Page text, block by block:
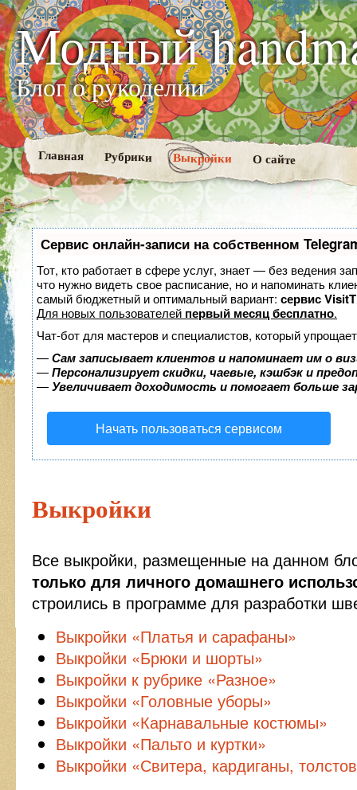
Модный
Блог о рукоделии
Главная Рубрики Выкройки О сайте
Сервис онлайн-записи на собственном
Тот, кто работает в сфере услуг, знает — без ведения
что нужно видеть свое расписание, но и напоминать
самый бюджетный и оптимальный вариант: сервис
Для новых пользователей первый месяц бесплатно.
Чат-бот для мастеров и специалистов, который
—Сам записывает клиентов и напоминает им о
—Персонализирует скидки, чаевые, кэшбэк и
—Увеличивает доходимость и помогает больше
Начать пользоваться сервисом
Выкройки
Все выкройки, размещенные на данном
только для личного домашнего
строились в программе для разработки
Выкройки «Платья и сарафаны»
Выкройки «Брюки и шорты»
Выкройки к рубрике «Разное»
Выкройки «Головные уборы»
Выкройки «Карнавальные костюмы»
Выкройки «Пальто и куртки»
Выкройки «Свитера, кардиганы,